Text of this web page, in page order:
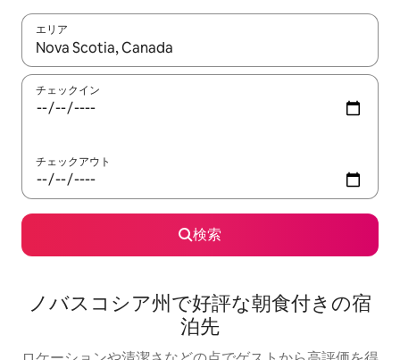
エリア
検索結果が表示されたら、上下の矢印キーを使って移動するか
チェックイン
チェックアウト
検索
ノバスコシア州で好評な朝食付きの宿
泊先